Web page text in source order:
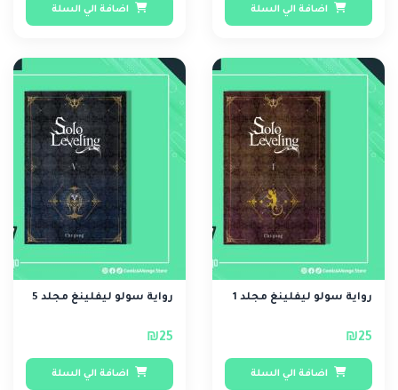
اضافة الي السلة اضافة الي السلة
رواية سولو ليفلينغ مجلد 1
₪25
اضافة الي السلة
رواية سولو ليفلينغ مجلد 5
₪25
اضافة الي السلة